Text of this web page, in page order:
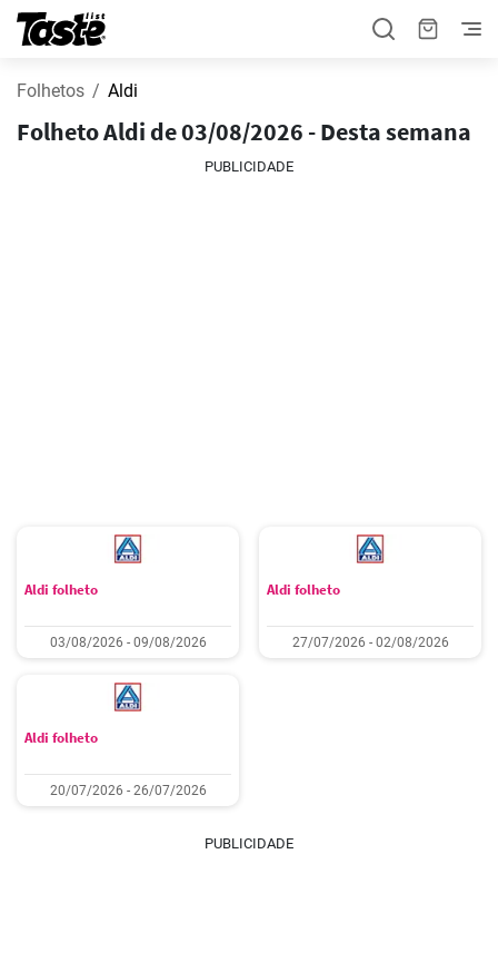
Folhetos Aldi
Folheto Aldi de 03/08/2026 - Desta semana
PUBLICIDADE
Aldi folheto
03/08/2026 - 09/08/2026
Aldi folheto
27/07/2026 - 02/08/2026
Aldi folheto
20/07/2026 - 26/07/2026
PUBLICIDADE